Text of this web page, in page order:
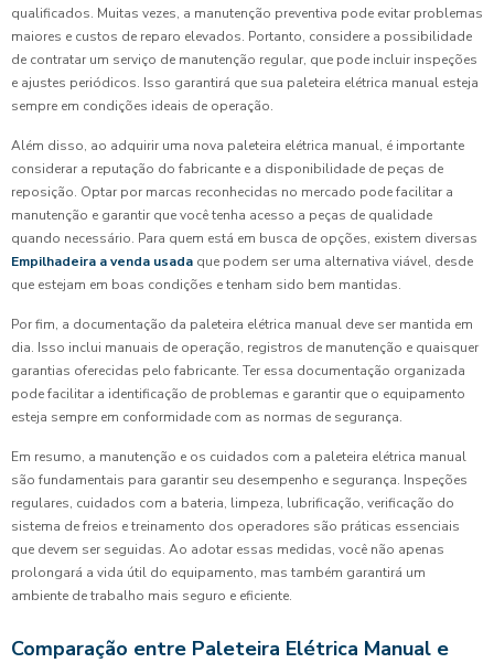
qualificados. Muitas vezes, a manutenção preventiva pode evitar problemas
maiores e custos de reparo elevados. Portanto, considere a possibilidade
de contratar um serviço de manutenção regular, que pode incluir inspeções
e ajustes periódicos. Isso garantirá que sua paleteira elétrica manual esteja
sempre em condições ideais de operação.
Além disso, ao adquirir uma nova paleteira elétrica manual, é importante
considerar a reputação do fabricante e a disponibilidade de peças de
reposição. Optar por marcas reconhecidas no mercado pode facilitar a
manutenção e garantir que você tenha acesso a peças de qualidade
quando necessário. Para quem está em busca de opções, existem diversas
Empilhadeira a venda usada que podem ser uma alternativa viável, desde
que estejam em boas condições e tenham sido bem mantidas.
Por fim, a documentação da paleteira elétrica manual deve ser mantida em
dia. Isso inclui manuais de operação, registros de manutenção e quaisquer
garantias oferecidas pelo fabricante. Ter essa documentação organizada
pode facilitar a identificação de problemas e garantir que o equipamento
esteja sempre em conformidade com as normas de segurança.
Em resumo, a manutenção e os cuidados com a paleteira elétrica manual
são fundamentais para garantir seu desempenho e segurança. Inspeções
regulares, cuidados com a bateria, limpeza, lubrificação, verificação do
sistema de freios e treinamento dos operadores são práticas essenciais
que devem ser seguidas. Ao adotar essas medidas, você não apenas
prolongará a vida útil do equipamento, mas também garantirá um
ambiente de trabalho mais seguro e eficiente.
Comparação entre Paleteira Elétrica Manual e